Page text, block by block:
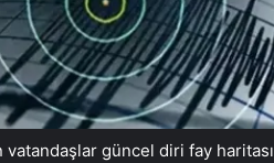
vatandaşlar güncel diri fay